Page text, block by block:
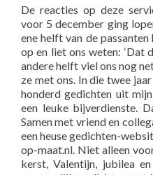
De reacties op deze
voor 5 december ging
ene helft van de
op en liet ons weten: ‘Dat
andere helft viel ons nog
ze met ons. In die twee
honderd gedichten uit
een leuke bijverdienste.
Samen met vriend en
een heuse gedichten-
op-maat.nl. Niet alleen
kerst, Valentijn, jubilea